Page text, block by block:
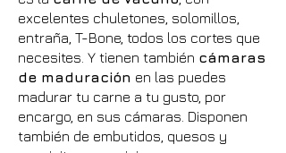
excelentes chuletones, solomillos,
entraña, T-Bone, todos los cortes que
necesites. Y tienen también cámaras
de maduración en las puedes
madurar tu carne a tu gusto, por
encargo, en sus cámaras. Disponen
también de embutidos, quesos y